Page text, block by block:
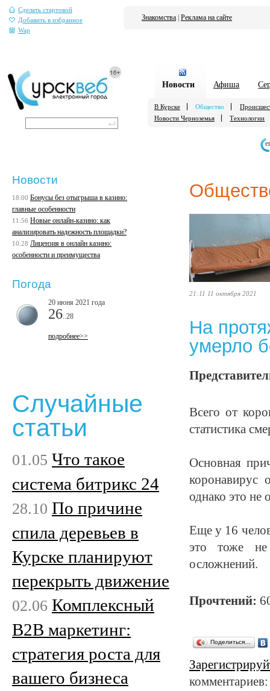
Сделать стартовой
Добавить в избранное
Wap
Знакомства Реклама на сайте
Новости Афиша
В Курске Общество
Новости Черноземья
Технологии
21:11 11 октября 2021
На
умерло
Всего от
статистика
Основная
коронавирус
однако это не
Еще у 16
это тоже не
осложнений.
Прочтений:
Поделиться…
Новости
18:00 Бонусы без отыгрыша в казино:
главные особенности
11:56 Новые онлайн-казино: как
анализировать надежность площадки?
10:28 Лицензия в онлайн казино:
особенности и преимущества
Погода
20 июня 2021 года
26 ..28
подробнее>>
Случайные
статьи
01.05 Что такое
система битрикс 24
28.10 По причине
спила деревьев в
Курске планируют
перекрыть движение
02.06 Комплексный
B2B маркетинг:
стратегия роста для
вашего бизнеса